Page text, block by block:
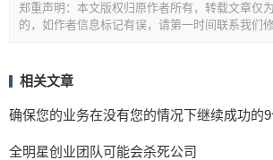
郑重声明：本文版权归原作者所有，转载文章仅
的，如作者信息标记有误，请第一时间联系我们
相关文章
确保您的业务在没有您的情况下继续成功的
全明星创业团队可能会杀死公司